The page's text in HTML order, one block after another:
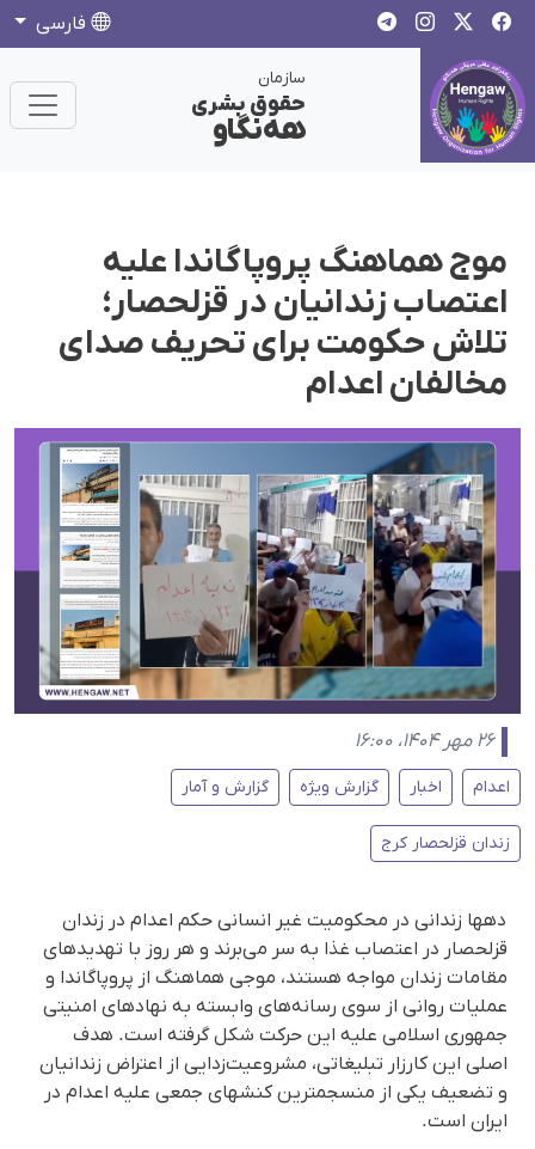
فارسی
سازمان
حقوق بشری
هەنگاو
موج هماهنگ پروپاگاندا علیه
اعتصاب زندانیان در قزلحصار؛
تلاش حکومت برای تحریف صدای
مخالفان اعدام
۲۶ مهر ۱۴۰۴، ۱۶:۰۰
اعدام اخبار گزارش ویژه گزارش و آمار
زندان قزلحصار کرج
دهها زندانی در محکومیت غیر انسانی حکم اعدام در زندان
قزلحصار در اعتصاب غذا به‌ سر می‌برند و هر روز با تهدیدهای
مقامات زندان مواجە هستند، موجی هماهنگ از پروپاگاندا و
عملیات روانی از سوی رسانه‌های وابسته به نهادهای امنیتی
جمهوری اسلامی علیه این حرکت شکل گرفته است. هدف
اصلی این کارزار تبلیغاتی، مشروعیت‌زدایی از اعتراض زندانیان
و تضعیف یکی از منسجمترین کنشهای جمعی علیه اعدام در
ایران است.